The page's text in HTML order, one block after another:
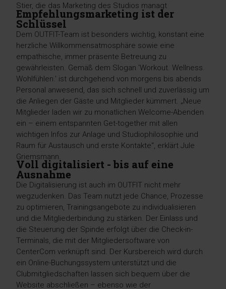
Stier, die das Marketing des Studios managt
Empfehlungsmarketing ist der
Schlüssel
Dem OUTFIT-Team ist besonders wichtig, konstant eine
herzliche Willkommensatmosphäre sowie eine
empathische, immer präsente Betreuung zu
gewährleisten. Gemäß dem Slogan 'Workout. Wellness.
Wohlfühlen.' ist durchgehend von morgens bis abends
Personal anwesend, das sich schnell und zuverlässig um
die Anliegen der Gäste und Mitglieder kümmert. „Neue
Mitglieder laden wir zu monatlichen Welcome-Abenden
ein – einem entspannten Get-together mit allen
wichtigen Infos zur Anlage und Studiophilosophie und
Raum für Austausch und erste Kontakte“, erklärt Jule
Griemsmann.
Voll digitalisiert - bis auf eine
Ausnahme
Die Digitalisierung ist auch im OUTFIT nicht mehr
wegzudenken. Das Team nutzt jede Chance, Prozesse
zu optimieren, Trainingsangebote zu individualisieren
und die Mitgliederbindung zu stärken. Der Einlass und
die Steuerung der Spinde erfolgt über die Check-in-
Terminals, die mit der Mitgliedersoftware von
CenterCom verknüpft sind. Der Kursbereich wird durch
ein Online-Buchungssystem unterstützt und die
Clubmitgliedschaften lassen sich bequem über die
Website abschließen – ebenso wie der